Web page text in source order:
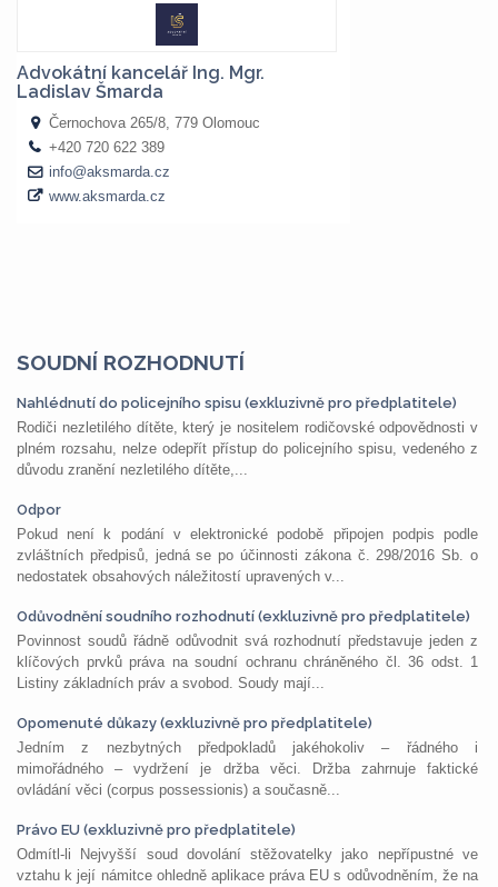
SOUDNÍ ROZHODNUTÍ
Nahlédnutí do policejního spisu (exkluzivně pro předplatitele)
Rodiči nezletilého dítěte, který je nositelem rodičovské odpovědnosti v
plném rozsahu, nelze odepřít přístup do policejního spisu, vedeného z
důvodu zranění nezletilého dítěte,...
Odpor
Pokud není k podání v elektronické podobě připojen podpis podle
zvláštních předpisů, jedná se po účinnosti zákona č. 298/2016 Sb. o
nedostatek obsahových náležitostí upravených v...
Odůvodnění soudního rozhodnutí (exkluzivně pro předplatitele)
Povinnost soudů řádně odůvodnit svá rozhodnutí představuje jeden z
klíčových prvků práva na soudní ochranu chráněného čl. 36 odst. 1
Listiny základních práv a svobod. Soudy mají...
Opomenuté důkazy (exkluzivně pro předplatitele)
Jedním z nezbytných předpokladů jakéhokoliv – řádného i
mimořádného – vydržení je držba věci. Držba zahrnuje faktické
ovládání věci (corpus possessionis) a současně...
Právo EU (exkluzivně pro předplatitele)
Odmítl-li Nejvyšší soud dovolání stěžovatelky jako nepřípustné ve
vztahu k její námitce ohledně aplikace práva EU s odůvodněním, že na